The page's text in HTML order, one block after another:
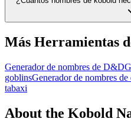
Más Herramientas
Generador de nombres de D&D
goblinsGenerador de nombres de
tabaxi
About the Kobold